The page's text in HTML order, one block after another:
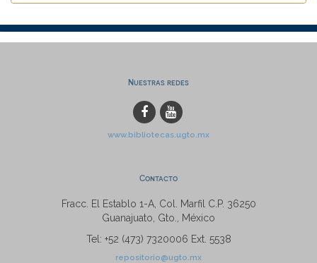
Nuestras redes
www.bibliotecas.ugto.mx
Contacto
Fracc. El Establo 1-A, Col. Marfil C.P. 36250
Guanajuato, Gto., México
Tel: +52 (473) 7320006 Ext. 5538
repositorio@ugto.mx